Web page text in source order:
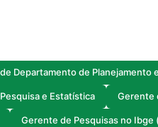
Departamento de Planejamento
e Estatística Gerente
Gerente de Pesquisas no